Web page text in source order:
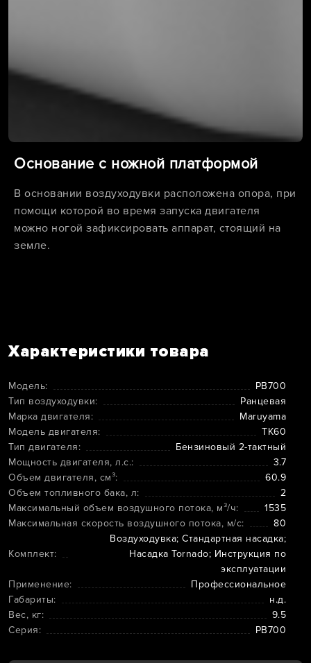
Основание с ножной платформой
В основании воздуходувки расположена опора, при
помощи которой во время запуска двигателя
можно ногой зафиксировать аппарат, стоящий на
земле.
Характеристики товара
Модель:
PB700
Тип воздуходувки:
Ранцевая
Марка двигателя:
Maruyama
Модель двигателя:
TK60
Тип двигателя:
Бензиновый 2-тактный
Мощность двигателя, л.с.:
3.7
Объем двигателя, см³:
60.9
Объем топливного бака, л:
2
Максимальный объем воздушного потока, м³/ч:
1535
Максимальная скорость воздушного потока, м/с:
80
Комплект:
Воздуходувка; Стандартная насадка;
Насадка Tornado; Инструкция по
эксплуатации
Применение:
Профессиональное
Габариты:
н.д.
Вес, кг:
9.5
Серия:
PB700